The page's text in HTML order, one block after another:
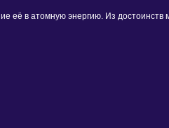
её в атомную энергию. Из достоинств